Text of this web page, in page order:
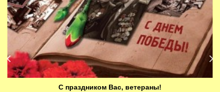
С праздником Вас, ветераны!